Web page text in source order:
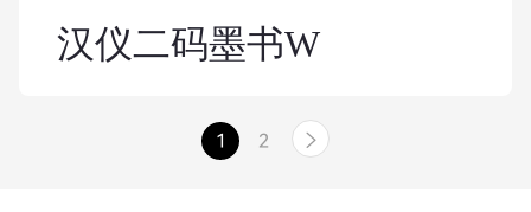
汉仪二码墨书W
1 2 